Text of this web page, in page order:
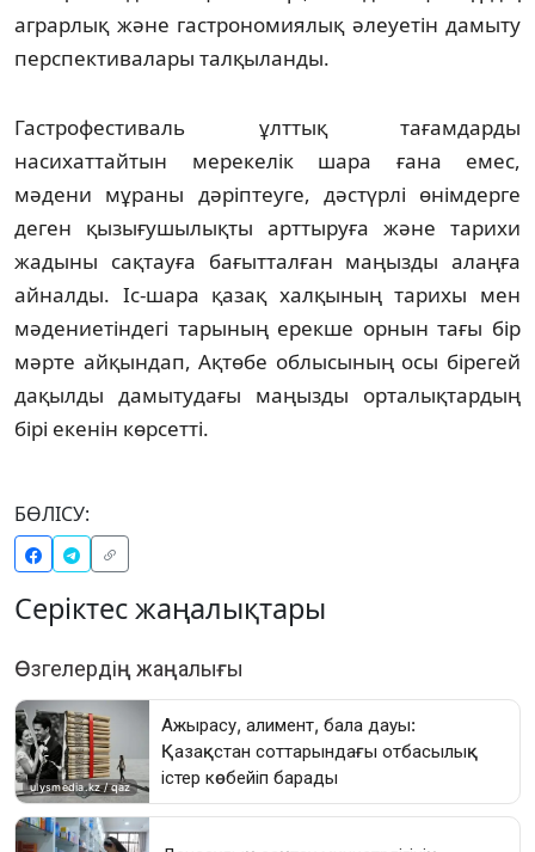
аграрлық және гастрономиялық әлеуетін дамыту
перспективалары талқыланды.
Гастрофестиваль ұлттық тағамдарды
насихаттайтын мерекелік шара ғана емес,
мәдени мұраны дәріптеуге, дәстүрлі өнімдерге
деген қызығушылықты арттыруға және тарихи
жадыны сақтауға бағытталған маңызды алаңға
айналды. Іс-шара қазақ халқының тарихы мен
мәдениетіндегі тарының ерекше орнын тағы бір
мәрте айқындап, Ақтөбе облысының осы бірегей
дақылды дамытудағы маңызды орталықтардың
бірі екенін көрсетті.
БӨЛІСУ:
Серіктес жаңалықтары